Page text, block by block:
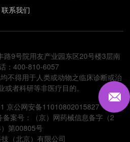
联系我们
路9号院用友产业园东区20号楼3层南
400-810-6057
不得用于人类或动物之临床诊断或治
或者科研等非医疗目的。
京公网安备11010802015827
案号：（京）网药械信息备字（2
第00805号
（北京）有限公司